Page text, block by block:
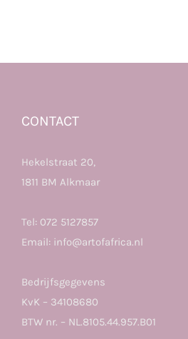
CONTACT
Hekelstraat 20,
1811 BM Alkmaar
Tel: 072 5127857
Email: info@artofafrica.nl
Bedrijfsgegevens
KvK – 34108680
BTW nr. – NL.8105.44.957.B01